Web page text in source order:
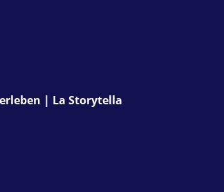
| La Storytella